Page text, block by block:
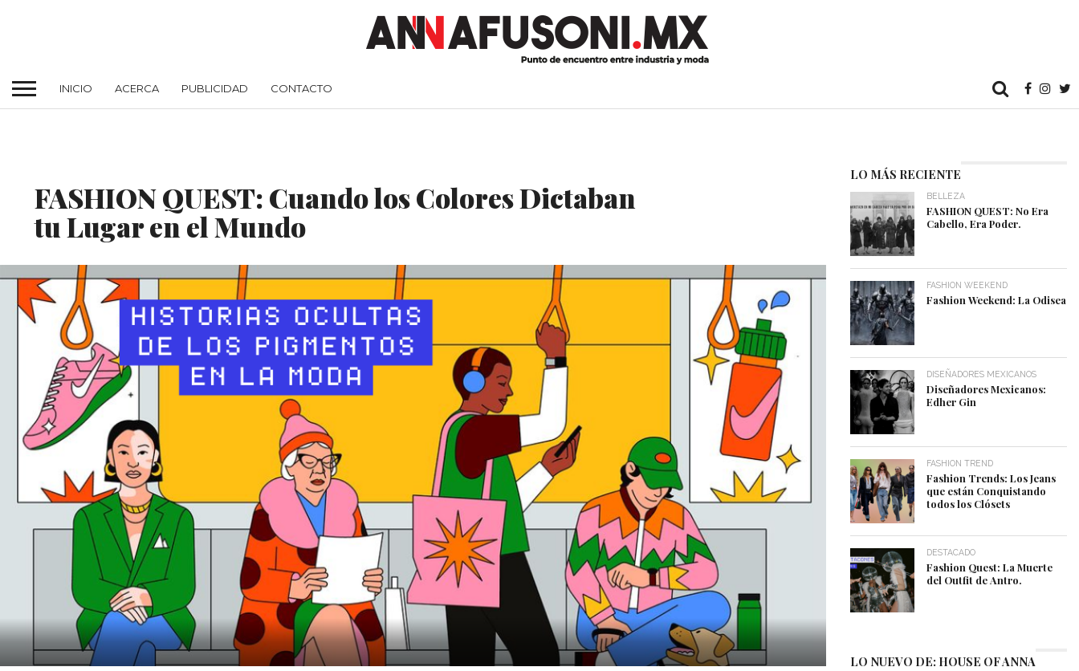
INICIO ACERCA PUBLICIDAD CONTACTO
FASHION QUEST: Cuando los Colores Dictaban
tu Lugar en el Mundo
LO MÁS RECIENTE
BELLEZA
FASHION QUEST: No Era
Cabello, Era Poder.
FASHION WEEKEND
Fashion Weekend: La Odisea
DISEÑADORES MEXICANOS
Diseñadores Mexicanos:
Edher Gin
FASHION TREND
Fashion Trends: Los Jeans
que están Conquistando
todos los Clósets
DESTACADO
Fashion Quest: La Muerte
del Outfit de Antro.
LO NUEVO DE: HOUSE OF ANNA